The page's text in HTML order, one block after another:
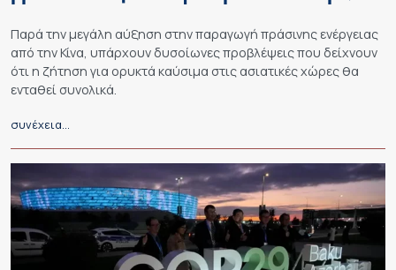
Παρά την μεγάλη αύξηση στην παραγωγή πράσινης ενέργειας
από την Κίνα, υπάρχουν δυσοίωνες προβλέψεις που δείχνουν
ότι η ζήτηση για ορυκτά καύσιμα στις ασιατικές χώρες θα
ενταθεί συνολικά.
συνέχεια…